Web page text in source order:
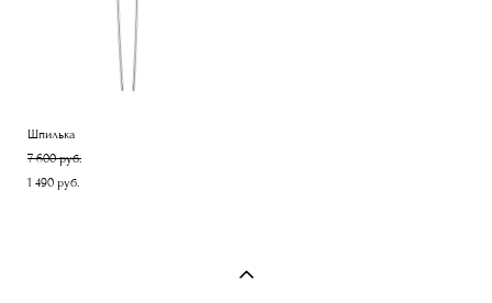
Шпилька
7 600 pуб.
1 490 pуб.